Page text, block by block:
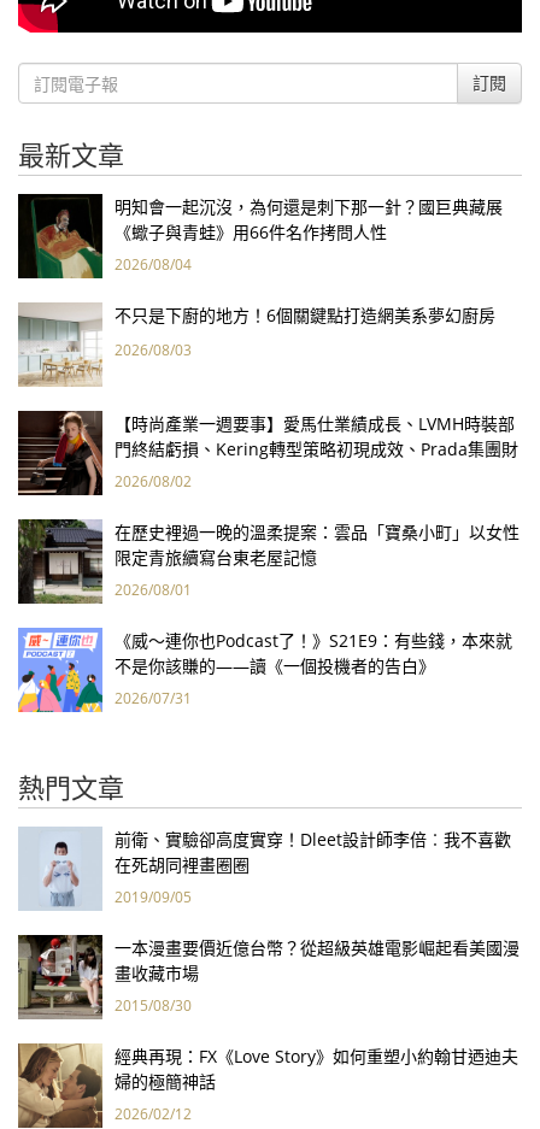
訂閱
最新文章
明知會一起沉沒，為何還是刺下那一針？國巨典藏展
《蠍子與青蛙》用66件名作拷問人性
2026/08/04
不只是下廚的地方！6個關鍵點打造網美系夢幻廚房
2026/08/03
【時尚產業一週要事】愛馬仕業績成長、LVMH時裝部
門終結虧損、Kering轉型策略初現成效、Prada集團財
報亮眼
2026/08/02
在歷史裡過一晚的溫柔提案：雲品「寶桑小町」以女性
限定青旅續寫台東老屋記憶
2026/08/01
《威～連你也Podcast了！》S21E9：有些錢，本來就
不是你該賺的——讀《一個投機者的告白》
2026/07/31
熱門文章
前衛、實驗卻高度實穿！Dleet設計師李倍︰我不喜歡
在死胡同裡畫圈圈
2019/09/05
一本漫畫要價近億台幣？從超級英雄電影崛起看美國漫
畫收藏市場
2015/08/30
經典再現：FX《Love Story》如何重塑小約翰甘迺迪夫
婦的極簡神話
2026/02/12